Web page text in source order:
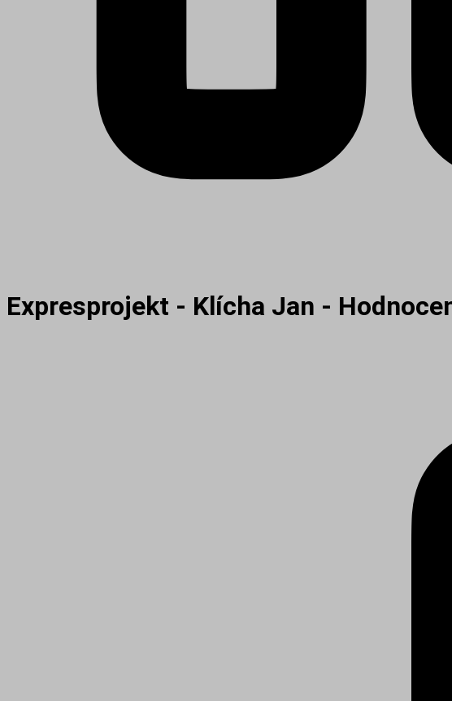
Expresprojekt - Klícha Jan -